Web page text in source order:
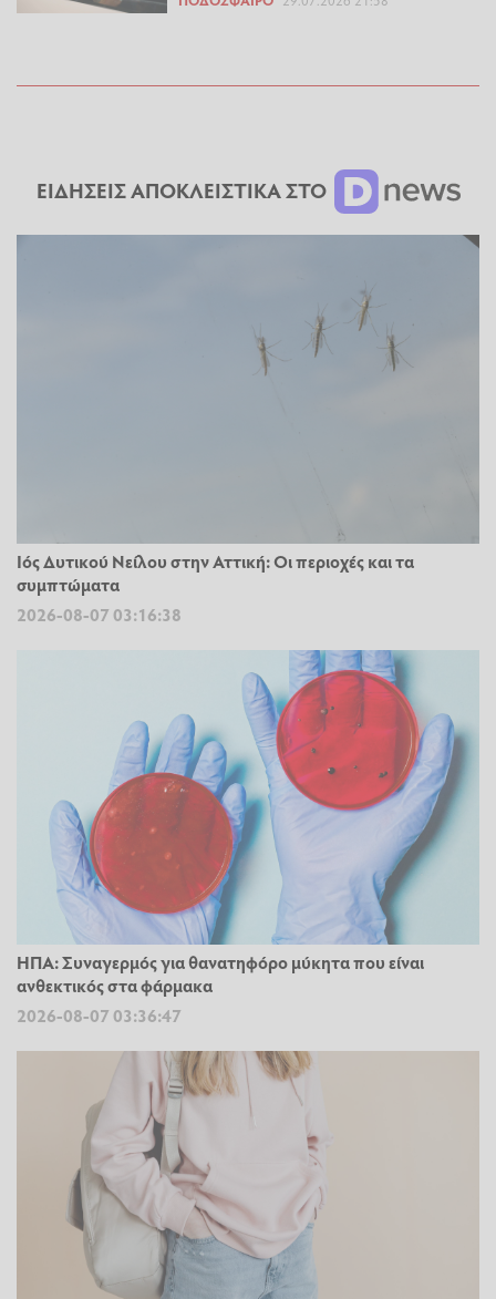
ΕΙΔΗΣΕΙΣ ΑΠΟΚΛΕΙΣΤΙΚΑ ΣΤΟ
Ιός Δυτικού Νείλου στην Αττική: Οι περιοχές και τα
συμπτώματα
2026-08-07 03:16:38
ΗΠΑ: Συναγερμός για θανατηφόρο μύκητα που είναι
ανθεκτικός στα φάρμακα
2026-08-07 03:36:47